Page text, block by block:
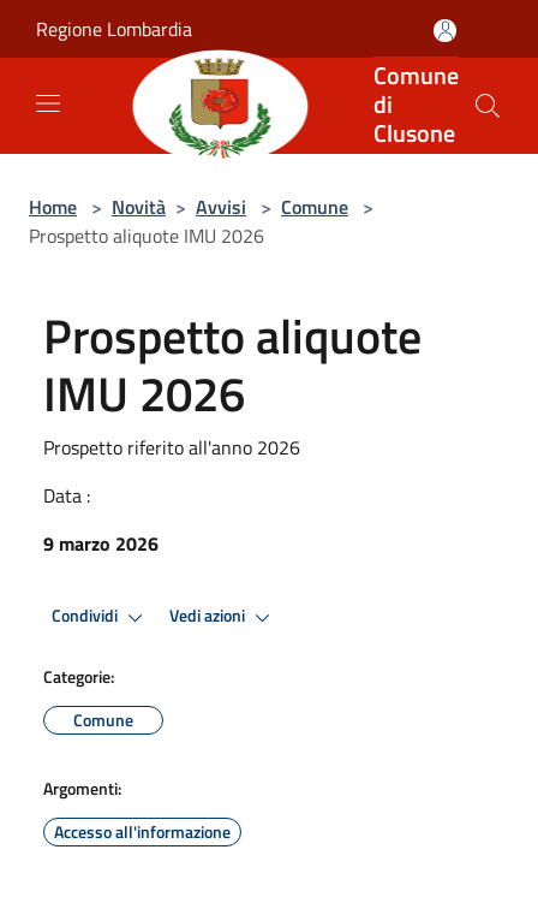
Regione Lombardia
Comune
di
Clusone
Home > Novità > Avvisi > Comune >
Prospetto aliquote IMU 2026
Prospetto aliquote
IMU 2026
Prospetto riferito all'anno 2026
Data :
9 marzo 2026
Condividi Vedi azioni
Categorie:
Comune
Argomenti:
Accesso all'informazione